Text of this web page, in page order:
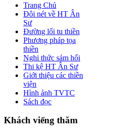
Trang Chủ
Đôi nét về HT Ân
Sư
Đường lối tu thiền
Phương pháp tọa
thiền
Nghi thức sám hối
Thi kệ HT Ân Sư
Giới thiệu các thiền
viện
Hình ảnh TVTC
Sách đọc
Khách viếng thăm